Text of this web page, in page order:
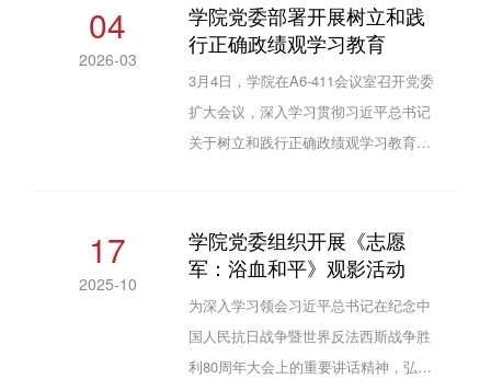
04
2026-03
学院党委部署开展树立和践
行正确政绩观学习教育
3月4日，学院在A6-411会议室召开党委
扩大会议，深入学习贯彻习近平总书记
关于树立和践行正确政绩观学习教育的
正确政绩观学习教育有关会议精神和工
作要求，对全院开展树立和践行正确政
绩观学习教育进行安排部署。学院党委
书记陈磊主持会议并作动员讲话。全体
党委委员、各党支部书记及全体专职行
17
2025-10
学院党委组织开展《志愿
军：浴血和平》观影活动
为深入学习领会习近平总书记在纪念中
国人民抗日战争暨世界反法西斯战争胜
利80周年大会上的重要讲话精神，弘扬